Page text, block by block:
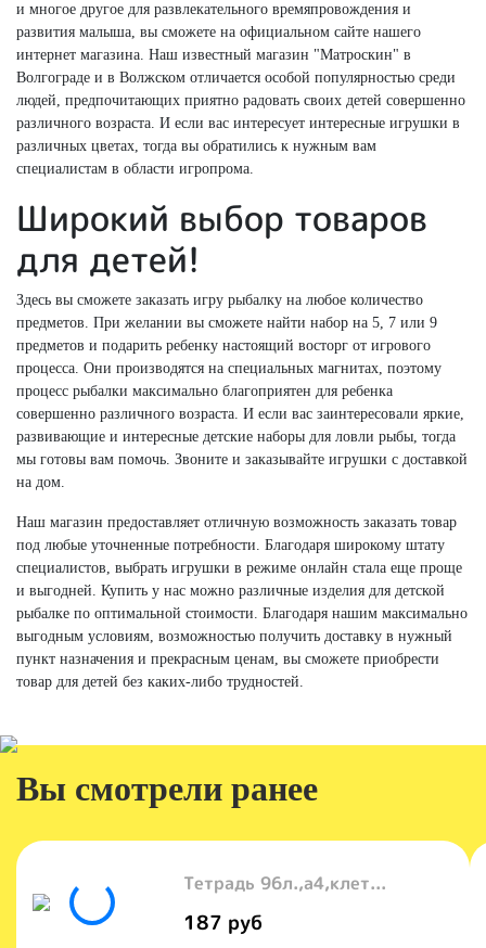
и многое другое для развлекательного времяпровождения и
развития малыша, вы сможете на официальном сайте нашего
интернет магазина. Наш известный магазин "Матроскин" в
Волгограде и в Волжском отличается особой популярностью среди
людей, предпочитающих приятно радовать своих детей совершенно
различного возраста. И если вас интересует интересные игрушки в
различных цветах, тогда вы обратились к нужным вам
специалистам в области игропрома.
Широкий выбор товаров
для детей!
Здесь вы сможете заказать игру рыбалку на любое количество
предметов. При желании вы сможете найти набор на 5, 7 или 9
предметов и подарить ребенку настоящий восторг от игрового
процесса. Они производятся на специальных магнитах, поэтому
процесс рыбалки максимально благоприятен для ребенка
совершенно различного возраста. И если вас заинтересовали яркие,
развивающие и интересные детские наборы для ловли рыбы, тогда
мы готовы вам помочь. Звоните и заказывайте игрушки с доставкой
на дом.
Наш магазин предоставляет отличную возможность заказать товар
под любые уточненные потребности. Благодаря широкому штату
специалистов, выбрать игрушки в режиме онлайн стала еще проще
и выгодней. Купить у нас можно различные изделия для детской
рыбалке по оптимальной стоимости. Благодаря нашим максимально
выгодным условиям, возможностью получить доставку в нужный
пункт назначения и прекрасным ценам, вы сможете приобрести
товар для детей без каких-либо трудностей.
Вы смотрели ранее
Тетрадь 96л.,а4,клет...
187 руб